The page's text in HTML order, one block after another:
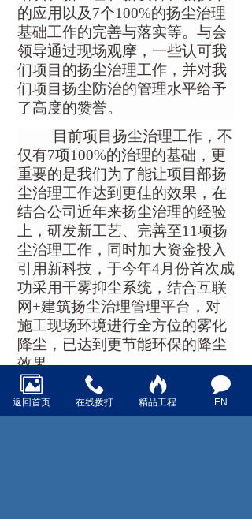
的应用以及7个100%的扬尘治理
基础工作的完善与落实等。与会
领导通过现场观摩，一些认可我
们项目的扬尘治理工作，并对我
们项目扬尘防治的管理水平给予
了高度的赞誉。
目前项目扬尘治理工作，不
仅有7项100%的治理的基础，更
重要的是我们为了能让项目部扬
尘治理工作达到更佳的效果，在
结合公司近年来扬尘治理的经验
上，研发新工艺、完善至11项扬
尘治理工作，同时加大资金投入
引用新科技， 于今年4月份首次成
功采用干雾抑尘系统，结合互联
网+建筑扬尘治理管理平台，对
施工现场环境进行全方位的雾化
降尘，已达到更节能环保的降尘
效果。
污染防治攻坚战任重道远，
打赢蓝天保卫战任务艰巨，作为
返回首页 在线拨打 精品工程 EN